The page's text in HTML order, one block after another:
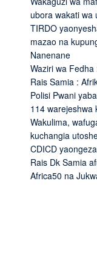
ubora wakati wa
TIRDO
mazao na
Nanenane
Waziri wa
Rais Samia :
Polisi Pwani
114 warejeshwa
Wakulima,
kuchangia
CDICD
Rais Dk Samia
Africa50 na